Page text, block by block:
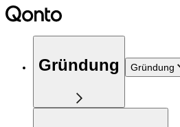
Gründung Gründung